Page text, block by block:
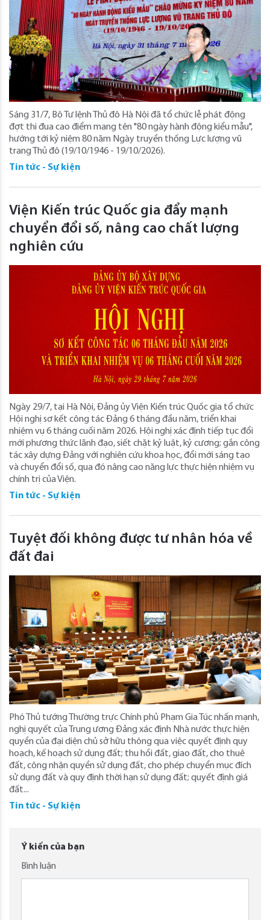
Sáng 31/7, Bộ Tư lệnh Thủ đô Hà Nội đã tổ chức lễ phát động
đợt thi đua cao điểm mang tên "80 ngày hành động kiểu mẫu",
hướng tới kỷ niệm 80 năm Ngày truyền thống Lực lượng vũ
trang Thủ đô (19/10/1946 - 19/10/2026).
Tin tức - Sự kiện
Viện Kiến trúc Quốc gia đẩy mạnh
chuyển đổi số, nâng cao chất lượng
nghiên cứu
Ngày 29/7, tại Hà Nội, Đảng ủy Viện Kiến trúc Quốc gia tổ chức
Hội nghị sơ kết công tác Đảng 6 tháng đầu năm, triển khai
nhiệm vụ 6 tháng cuối năm 2026. Hội nghị xác định tiếp tục đổi
mới phương thức lãnh đạo, siết chặt kỷ luật, kỷ cương; gắn công
tác xây dựng Đảng với nghiên cứu khoa học, đổi mới sáng tạo
và chuyển đổi số, qua đó nâng cao năng lực thực hiện nhiệm vụ
chính trị của Viện.
Tin tức - Sự kiện
Tuyệt đối không được tư nhân hóa về
đất đai
Phó Thủ tướng Thường trực Chính phủ Phạm Gia Túc nhấn mạnh,
nghị quyết của Trung ương Đảng xác định Nhà nước thực hiện
quyền của đại diện chủ sở hữu thông qua việc quyết định quy
hoạch, kế hoạch sử dụng đất; thu hồi đất, giao đất, cho thuê
đất, công nhận quyền sử dụng đất, cho phép chuyển mục đích
sử dụng đất và quy định thời hạn sử dụng đất; quyết định giá
đất...
Tin tức - Sự kiện
Ý kiến của bạn
Bình luận